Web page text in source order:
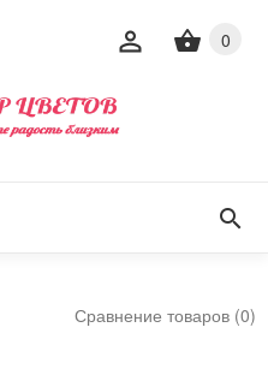
0
Сравнение товаров (0)